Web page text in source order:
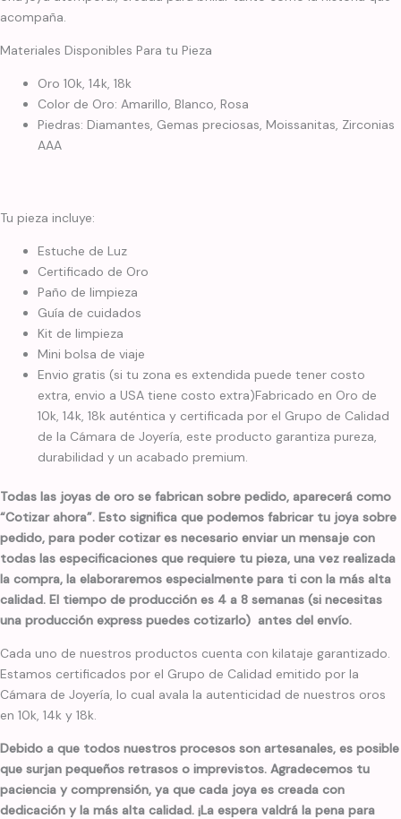
acompaña.
Materiales Disponibles Para tu Pieza
Oro 10k, 14k, 18k
Color de Oro: Amarillo, Blanco, Rosa
Piedras: Diamantes, Gemas preciosas, Moissanitas, Zirconias
AAA
Tu pieza incluye:
Estuche de Luz
Certificado de Oro
Paño de limpieza
Guía de cuidados
Kit de limpieza
Mini bolsa de viaje
Envio gratis (si tu zona es extendida puede tener costo
extra, envio a USA tiene costo extra)Fabricado en Oro de
10k, 14k, 18k auténtica y certificada por el Grupo de Calidad
de la Cámara de Joyería, este producto garantiza pureza,
durabilidad y un acabado premium.
Todas las joyas de oro se fabrican sobre pedido, aparecerá como
“Cotizar ahora”. Esto significa que podemos fabricar tu joya sobre
pedido, para poder cotizar es necesario enviar un mensaje con
todas las especificaciones que requiere tu pieza, una vez realizada
la compra, la elaboraremos especialmente para ti con la más alta
calidad. El tiempo de producción es 4 a 8 semanas (si necesitas
una producción express puedes cotizarlo) antes del envío.
Cada uno de nuestros productos cuenta con kilataje garantizado.
Estamos certificados por el Grupo de Calidad emitido por la
Cámara de Joyería, lo cual avala la autenticidad de nuestros oros
en 10k, 14k y 18k.
Debido a que todos nuestros procesos son artesanales, es posible
que surjan pequeños retrasos o imprevistos. Agradecemos tu
paciencia y comprensión, ya que cada joya es creada con
dedicación y la más alta calidad. ¡La espera valdrá la pena para